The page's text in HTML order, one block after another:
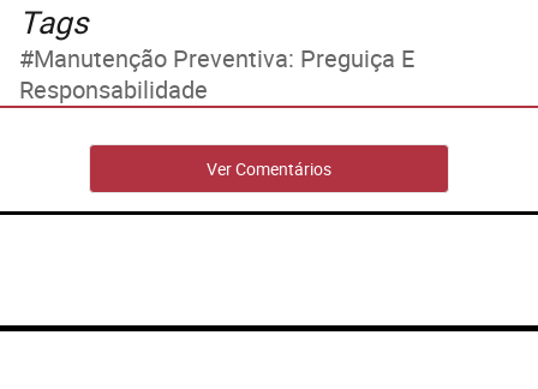
Tags
Manutenção Preventiva: Preguiça E
Responsabilidade
Ver Comentários